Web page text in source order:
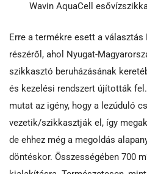
Wavin AquaCell
Erre a termékre esett a
részéről, ahol Nyugat-
szikkasztó beruházásának
és kezelési rendszert újították
mutat az igény, hogy a lezúduló
vezetik/szikkasztják el, így
de ehhez még a megoldás
döntéskor. Összességében 700